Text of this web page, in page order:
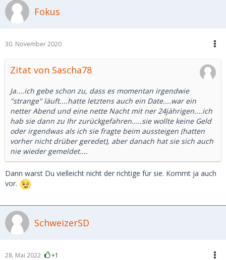
Fokus
30. November 2020
Zitat von Sascha78
Ja....ich gebe schon zu, dass es momentan irgendwie
"strange" läuft....hatte letztens auch ein Date....war ein
netter Abend und eine nette Nacht mit ner 24jährigen....ich
hab sie dann zu Ihr zurückgefahren.....sie wollte keine Geld
oder irgendwas als ich sie fragte beim aussteigen (hatten
vorher nicht drüber geredet), aber danach hat sie sich auch
nie wieder gemeldet....
Dann warst Du vielleicht nicht der richtige für sie. Kommt ja auch
vor.
SchweizerSD
28. Mai 2022 +1